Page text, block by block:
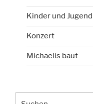
Kinder und
Konzert
Michaelis baut